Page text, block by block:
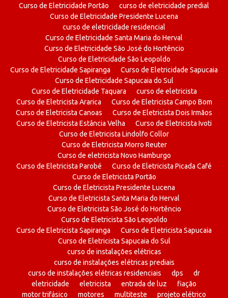
Curso de Eletricidade Portão
curso de eletricidade predial
Curso de Eletricidade Presidente Lucena
curso de eletricidade residencial
Curso de Eletricidade Santa Maria do Herval
Curso de Eletricidade São José do Hortêncio
Curso de Eletricidade São Leopoldo
Curso de Eletricidade Sapiranga
Curso de Eletricidade Sapucaia
Curso de Eletricidade Sapucaia do Sul
Curso de Eletricidade Taquara
curso de eletricista
Curso de Eletricista Ararica
Curso de Eletricista Campo Bom
Curso de Eletricista Canoas
Curso de Eletricista Dois Irmãos
Curso de Eletricista Estância Velha
Curso de Eletricista Ivoti
Curso de Eletricista Lindolfo Collor
Curso de Eletricista Morro Reuter
Curso de eletricista Novo Hamburgo
Curso de Eletricista Parobé
Curso de Eletricista Picada Café
Curso de Eletricista Portão
Curso de Eletricista Presidente Lucena
Curso de Eletricista Santa Maria do Herval
Curso de Eletricista São José do Hortêncio
Curso de Eletricista São Leopoldo
Curso de Eletricista Sapiranga
Curso de Eletricista Sapucaia
Curso de Eletricista Sapucaia do Sul
curso de instalações elétricas
curso de instalações elétricas prediais
curso de instalações elétricas residenciais
dps
dr
eletricidade
eletricista entrada de luz
fiação
motor trifásico
motores multiteste projeto elétrico